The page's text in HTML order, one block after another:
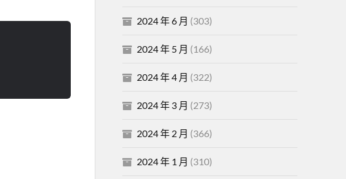
2024 年 6 月 (303)
2024 年 5 月 (166)
2024 年 4 月 (322)
2024 年 3 月 (273)
2024 年 2 月 (366)
2024 年 1 月 (310)